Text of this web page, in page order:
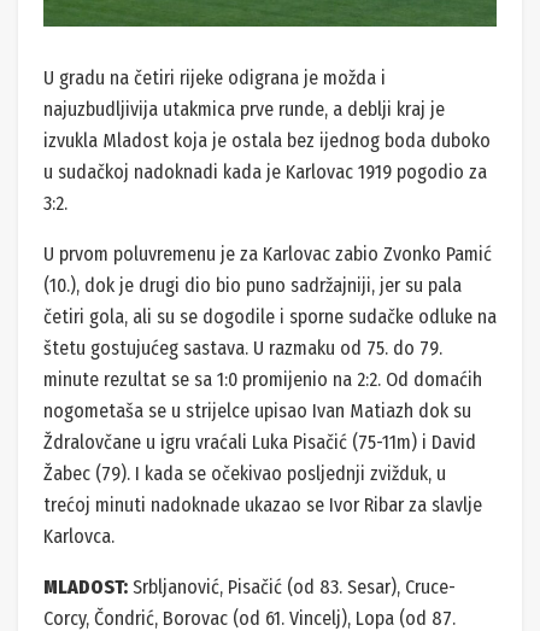
U gradu na četiri rijeke odigrana je možda i
najuzbudljivija utakmica prve runde, a deblji kraj je
izvukla Mladost koja je ostala bez ijednog boda duboko
u sudačkoj nadoknadi kada je Karlovac 1919 pogodio za
3:2.
U prvom poluvremenu je za Karlovac zabio Zvonko Pamić
(10.), dok je drugi dio bio puno sadržajniji, jer su pala
četiri gola, ali su se dogodile i sporne sudačke odluke na
štetu gostujućeg sastava. U razmaku od 75. do 79.
minute rezultat se sa 1:0 promijenio na 2:2. Od domaćih
nogometaša se u strijelce upisao Ivan Matiazh dok su
Ždralovčane u igru vraćali Luka Pisačić (75-11m) i David
Žabec (79). I kada se očekivao posljednji zvižduk, u
trećoj minuti nadoknade ukazao se Ivor Ribar za slavlje
Karlovca.
MLADOST: Srbljanović, Pisačić (od 83. Sesar), Cruce-
Corcy, Čondrić, Borovac (od 61. Vincelj), Lopa (od 87.